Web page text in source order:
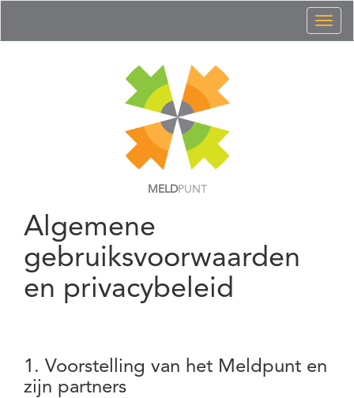
MELDPUNT
Algemene
gebruiksvoorwaarden
en privacybeleid
1. Voorstelling van het Meldpunt en
zijn partners